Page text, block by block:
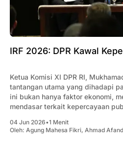
IRF 2026: DPR Kawal
Ketua Komisi XI DPR RI,
tantangan utama yang dihadapi
ini bukan hanya faktor ekonomi,
mendasar terkait kepercayaan
dari mekanisme pembentukan
04 Jun 2026•1 Menit
Oleh: Agung Mahesa Fikri, Ahmad